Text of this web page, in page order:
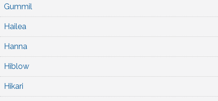
Gummil
Hailea
Hanna
Hiblow
Hikari